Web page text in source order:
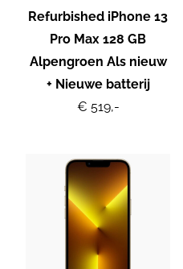
Refurbished iPhone 13
Pro Max 128 GB
Alpengroen Als nieuw
+ Nieuwe batterij
€ 519,-